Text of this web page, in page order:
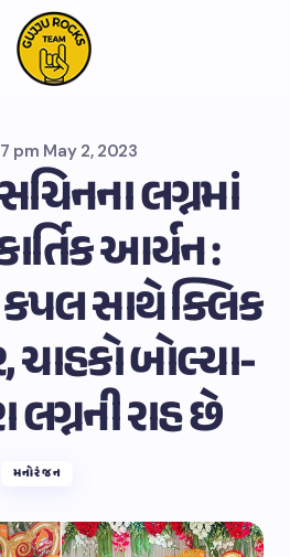
pm May 2, 2023
લગ્નમાં
આર્યન :
કપલ સાથે ક્લિક
ચાહકો બોલ્યા-
લગ્નની રાહ છે
મનોરંજન